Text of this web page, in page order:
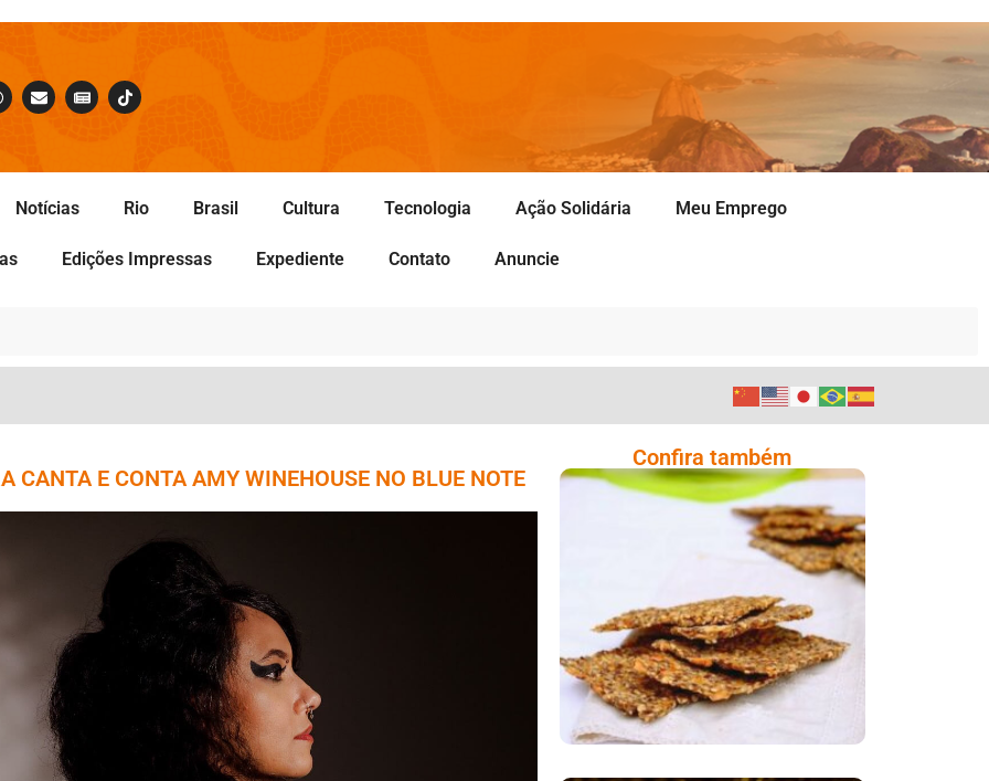
Notícias Rio Brasil Cultura Tecnologia Ação Solidária Meu Emprego
Edições Impressas Expediente Contato Anuncie
CANTA E CONTA AMY WINEHOUSE NO BLUE NOTE
Confira também
Cracker De
Sementes